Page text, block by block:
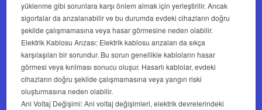
yüklenme gibi sorunlara karşı önlem almak için yerleştirilir. Ancak
sigortalar da arızalanabilir ve bu durumda evdeki cihazların doğru
şekilde çalışmamasına veya hasar görmesine neden olabilir.
Elektrik Kablosu Arızası: Elektrik kablosu arızaları da sıkça
karşılaşılan bir sorundur. Bu sorun genellikle kabloların hasar
görmesi veya kırılması sonucu oluşur. Hasarlı kablolar, evdeki
cihazların doğru şekilde çalışmamasına veya yangın riski
oluşturmasına neden olabilir.
Ani Voltaj Değişimi: Ani voltaj değişimleri, elektrik devrelerindeki